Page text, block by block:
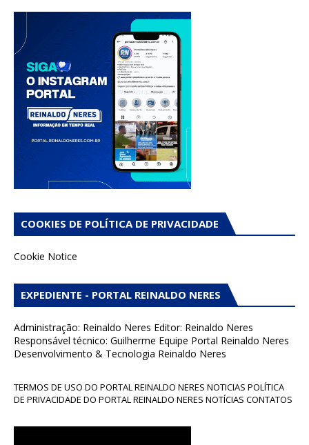
COOKIES DE POLÍTICA DE PRIVACIDADE
Cookie Notice
EXPEDIENTE - PORTAL REINALDO NERES
Administração: Reinaldo Neres Editor: Reinaldo Neres
Responsável técnico: Guilherme Equipe Portal Reinaldo Neres
Desenvolvimento & Tecnologia Reinaldo Neres
TERMOS DE USO DO PORTAL REINALDO NERES NOTICIAS POLÍTICA
DE PRIVACIDADE DO PORTAL REINALDO NERES NOTÍCIAS CONTATOS